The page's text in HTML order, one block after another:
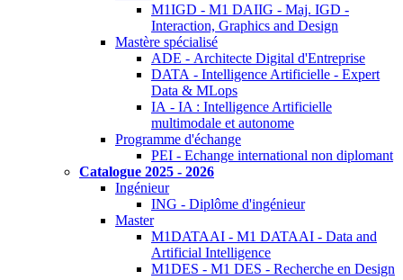
M1IGD - M1 DAIIG - Maj. IGD -
Interaction, Graphics and Design
Mastère spécialisé
ADE - Architecte Digital d'Entreprise
DATA - Intelligence Artificielle - Expert
Data & MLops
IA - IA : Intelligence Artificielle
multimodale et autonome
Programme d'échange
PEI - Echange international non diplomant
Catalogue 2025 - 2026
Ingénieur
ING - Diplôme d'ingénieur
Master
M1DATAAI - M1 DATAAI - Data and
Artificial Intelligence
M1DES - M1 DES - Recherche en Design